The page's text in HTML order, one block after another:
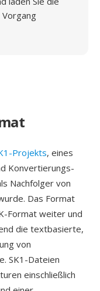
Projekts, eines
Konvertierungs-
Nachfolger von
Das Format
Format weiter und
die textbasierte,
von
SK1-Dateien
einschließlich